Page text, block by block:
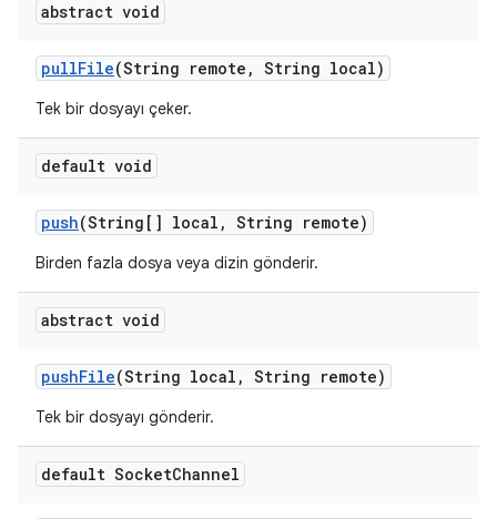
abstract void
pullFile(String remote , String local)
Tek bir dosyayı çeker.
default void
push(String[] local , String remote)
Birden fazla dosya veya dizin gönderir.
abstract void
pushFile(String local , String remote)
Tek bir dosyayı gönderir.
default SocketChannel